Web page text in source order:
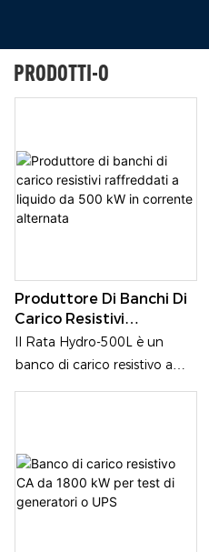
PRODOTTI-O
Produttore Di Banchi Di
Carico Resistivi
Raffreddati A Liquido Da
500 KW In Corrente
Il Rata Hydro-500L è un
banco di carico resistivo a
liquido da 500 kW in
alta densità di potenza, che
consente di effettuare test di
carico controllati su